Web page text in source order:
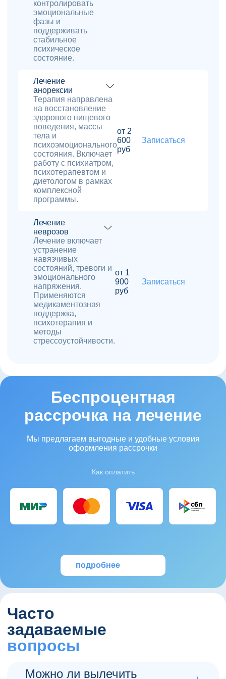
контролировать
эмоциональные
фазы и
поддерживать
стабильное
психическое
состояние.
Лечение
анорексии
Терапия направлена
на восстановление
здорового пищевого
поведения, массы
тела и
психоэмоционального
состояния. Включает
работу с психиатром,
психотерапевтом и
диетологом в рамках
комплексной
программы.
от 2
600
руб
Записаться
Лечение
неврозов
Лечение включает
устранение
навязчивых
состояний, тревоги и
эмоционального
напряжения.
Применяются
медикаментозная
поддержка,
психотерапия и
методы
стрессоустойчивости.
от 1
900
руб
Записаться
Беспроцентная
рассрочка на лечение
Мы предлагаем выгодные и удобные условия
оформления рассрочки
Как оплатить
подробнее
Часто
задаваемые
вопросы
Можно ли вылечить